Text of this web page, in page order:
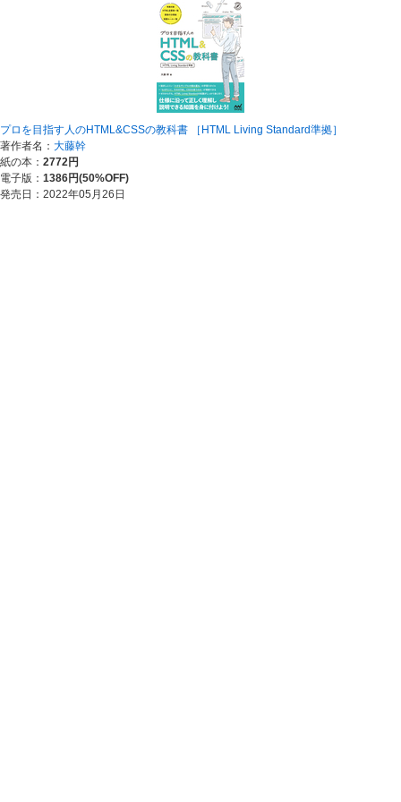
プロを目指す人のHTML&CSSの教科書 ［HTML Living Standard準拠］
著作者名： 大藤幹
紙の本： 2772円
電子版： 1386円(50%OFF)
発売日：2022年05月26日